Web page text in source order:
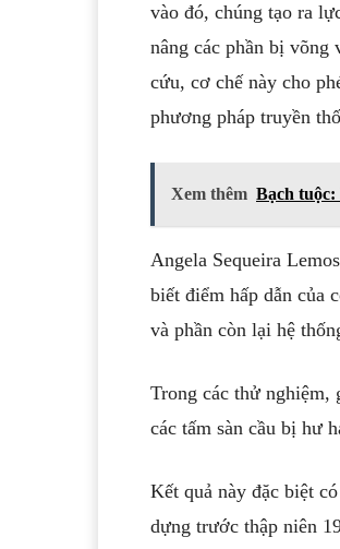
vào đó, chúng tạo ra
nâng các phần bị võng
cứu, cơ chế này cho
phương pháp truyền
Xem thêm Bạch
Angela Sequeira
biết điểm hấp dẫn của
và phần còn lại hệ
Trong các thử nghiệm,
các tấm sàn cầu bị hư
Kết quả này đặc biệt
dựng trước thập niên